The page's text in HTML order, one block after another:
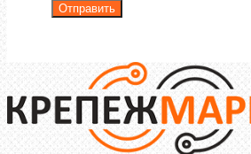
Отправить